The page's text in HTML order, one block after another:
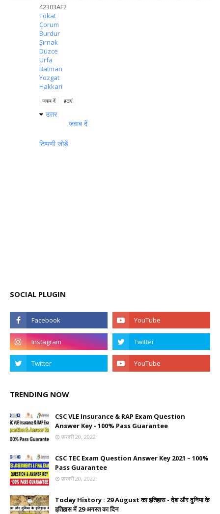
42303AF2
Tokat
Çorum
Burdur
Şırnak
Düzce
Urfa
Batman
Yozgat
Hakkari
जवाब दें हटाएं
उत्तर
जवाब दें
टिप्पणी जोड़ें
SOCIAL PLUGIN
TRENDING NOW
CSC VLE Insurance & RAP Exam Question
Answer Key - 100% Pass Guarantee
फ़रवरी 20, 2022
CSC TEC Exam Question Answer Key 2021 – 100%
Pass Guarantee
फ़रवरी 20, 2022
Today History : 29 August का इतिहास - देश और दुनिया के
इतिहास में 29 अगस्त का दिन